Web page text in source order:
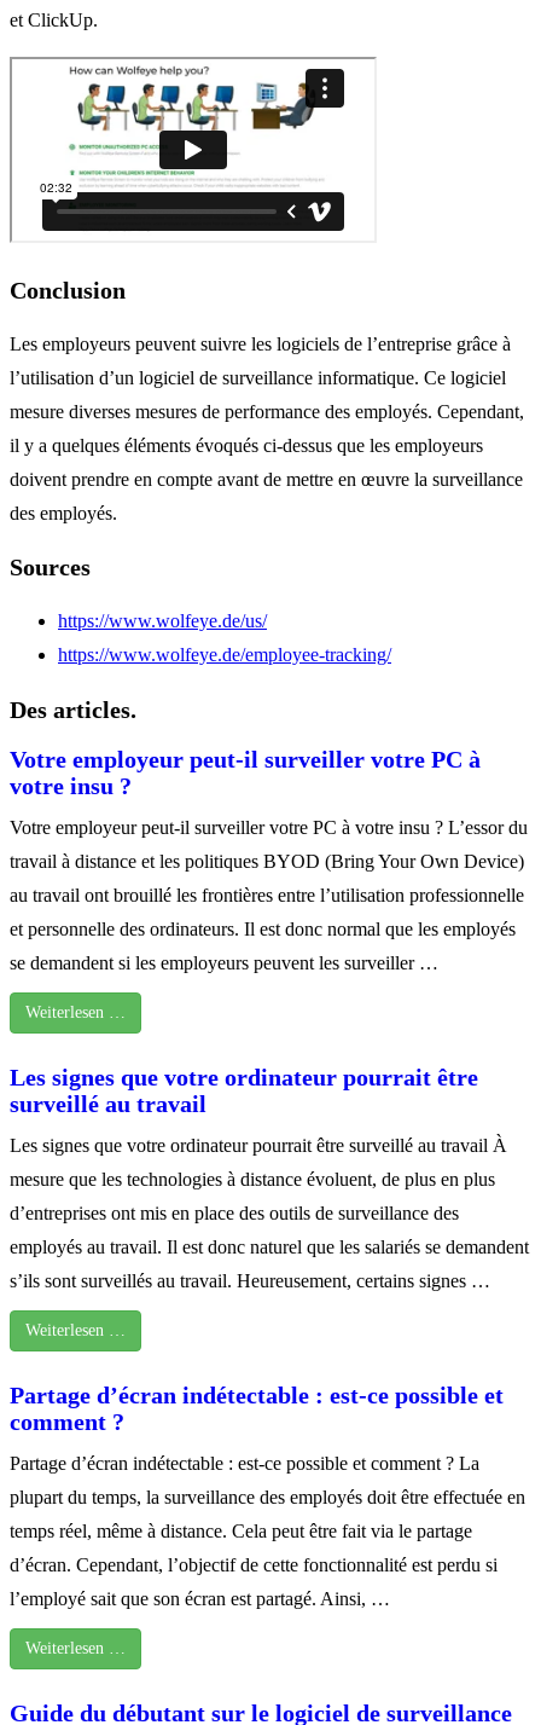
et ClickUp.
Conclusion
Les employeurs peuvent suivre les logiciels de l’entreprise grâce à
l’utilisation d’un logiciel de surveillance informatique. Ce logiciel
mesure diverses mesures de performance des employés. Cependant,
il y a quelques éléments évoqués ci-dessus que les employeurs
doivent prendre en compte avant de mettre en œuvre la surveillance
des employés.
Sources
https://www.wolfeye.de/us/
https://www.wolfeye.de/employee-tracking/
Des articles.
Votre employeur peut-il surveiller votre PC à
votre insu ?
Votre employeur peut-il surveiller votre PC à votre insu ? L’essor du
travail à distance et les politiques BYOD (Bring Your Own Device)
au travail ont brouillé les frontières entre l’utilisation professionnelle
et personnelle des ordinateurs. Il est donc normal que les employés
se demandent si les employeurs peuvent les surveiller …
Weiterlesen …
Les signes que votre ordinateur pourrait être
surveillé au travail
Les signes que votre ordinateur pourrait être surveillé au travail À
mesure que les technologies à distance évoluent, de plus en plus
d’entreprises ont mis en place des outils de surveillance des
employés au travail. Il est donc naturel que les salariés se demandent
s’ils sont surveillés au travail. Heureusement, certains signes …
Weiterlesen …
Partage d’écran indétectable : est-ce possible et
comment ?
Partage d’écran indétectable : est-ce possible et comment ? La
plupart du temps, la surveillance des employés doit être effectuée en
temps réel, même à distance. Cela peut être fait via le partage
d’écran. Cependant, l’objectif de cette fonctionnalité est perdu si
l’employé sait que son écran est partagé. Ainsi, …
Weiterlesen …
Guide du débutant sur le logiciel de surveillance